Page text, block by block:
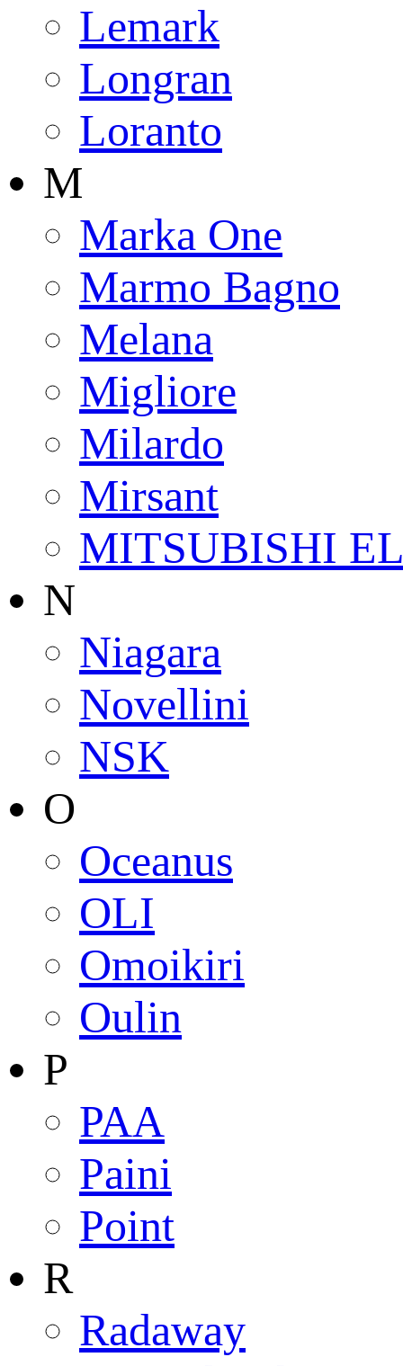
Lemark
Longran
Loranto
M
Marka One
Marmo Bagno
Melana
Migliore
Milardo
Mirsant
MITSUBISHI
N
Niagara
Novellini
NSK
O
Oceanus
OLI
Omoikiri
Oulin
P
PAA
Paini
Point
R
Radaway